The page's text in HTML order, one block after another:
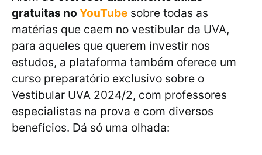
gratuitas no YouTube sobre todas as
matérias que caem no vestibular da UVA,
para aqueles que querem investir nos
estudos, a plataforma também oferece um
curso preparatório exclusivo sobre o
Vestibular UVA 2024/2, com professores
especialistas na prova e com diversos
benefícios. Dá só uma olhada: